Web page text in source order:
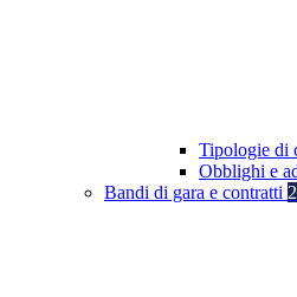
Tipologie di
Obblighi e
Bandi di gara e contratti